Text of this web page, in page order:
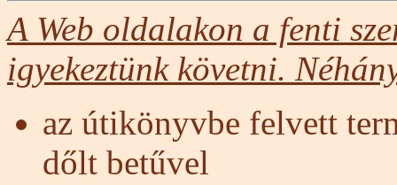
A Web oldalakon a fenti
igyekeztünk követni.
az útikönyvbe felvett
dőlt betűvel